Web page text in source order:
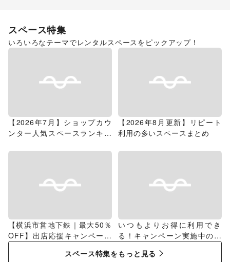
スペース特集
いろいろなテーマでレンタルスペースをピックアップ！
【2026年7月】ショップカウ
ンター人気スペースランキン
【2026年8月更新】リピート
利用の多いスペースまとめ
【横浜市営地下鉄｜最大50％
OFF】出店応援キャンペーン
特集
いつもよりお得に利用でき
る！キャンペーン実施中のス
スペース特集をもっと見る